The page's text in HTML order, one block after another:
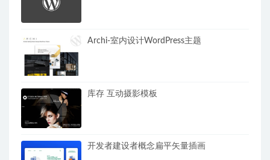
Archi-室内设计WordPress主题
库存 互动摄影模板
开发者建设者概念扁平矢量插画